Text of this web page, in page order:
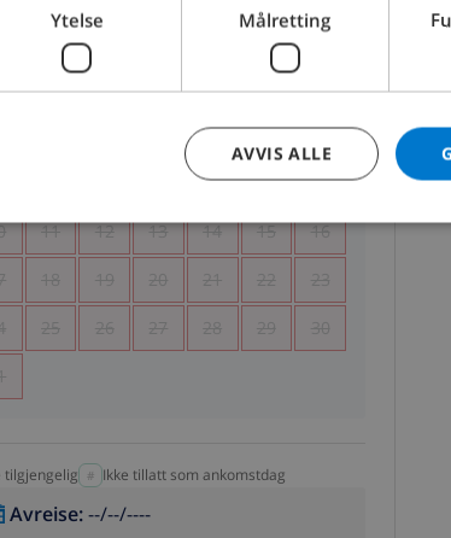
SAT
1 2
7 8 9
11 12 13 14 15 16
18 19 20 21 22 23
25 26 27 28 29 30
tilgjengelig Ikke tillatt som ankomstdag
Avreise:--/--/----
Ytelse Målretting
AVVIS ALLE